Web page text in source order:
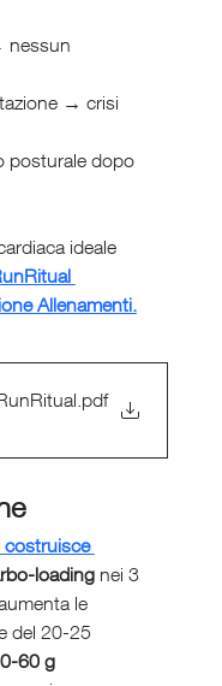
→ crisi
posturale dopo
ideale
Allenamenti.
.pdf
costruisce
loading nei 3
le
del 20-25
60 g